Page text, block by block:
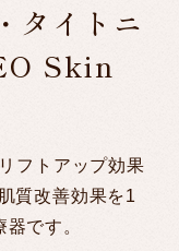
タイトニ
Skin
フトアップ効果
質改善効果を1
です。